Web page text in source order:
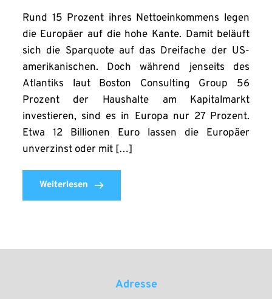
Rund 15 Prozent ihres Nettoeinkommens legen
die Europäer auf die hohe Kante. Damit beläuft
sich die Sparquote auf das Dreifache der US-
amerikanischen. Doch während jenseits des
Atlantiks laut Boston Consulting Group 56
Prozent der Haushalte am Kapitalmarkt
investieren, sind es in Europa nur 27 Prozent.
Etwa 12 Billionen Euro lassen die Europäer
unverzinst oder mit […]
Weiterlesen
Adresse